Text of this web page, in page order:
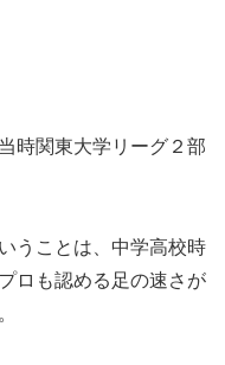
時関東大学リーグ２部
うことは、中学高校時
ロも認める足の速さが